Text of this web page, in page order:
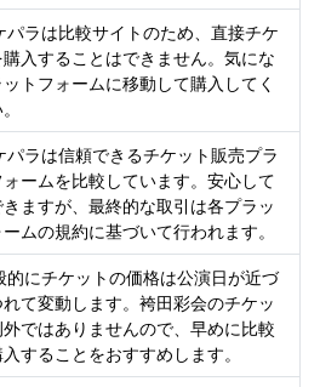
パラは比較サイトのため、直接チケ
購入することはできません。気にな
トフォームに移動して購入してく
パラは信頼できるチケット販売プラ
ォームを比較しています。安心して
ますが、最終的な取引は各プラッ
ームの規約に基づいて行われます。
的にチケットの価格は公演日が近づ
れて変動します。袴田彩会のチケッ
外ではありませんので、早めに比較
入することをおすすめします。